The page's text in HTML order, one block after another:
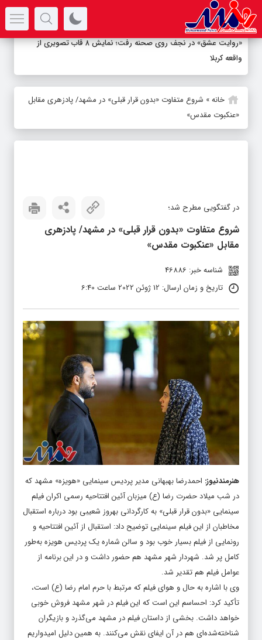
«روایت عشق» در نجف روی صحنه رفت؛ نمایش ۸ قاب تصویری از
واقعه کربلا
خانه» شروع متفاوت «بدون قرار قبلی» در مشهد/ پادزهری مقابل
«عنکبوت مقدس»
در گفتگویی مطرح شد؛
شروع متفاوت «بدون قرار قبلی» در مشهد/ پادزهری
مقابل «عنکبوت مقدس»
شناسه خبر: 46886
تاریخ و زمان ارسال: 12 ژوئن 2022 ساعت 6:40
هنرمندنیوز: احمدرضا بهبهانی مدیر پردیس سینمایی «هویزه» مشهد که
در شب میلاد حضرت رضا (ع) میزبان آئین افتتاحیه رسمی اکران فیلم
سینمایی «بدون قرار قبلی‌» به کارگردانی بهروز شعیبی بود درباره استقبال
مخاطبان از این فیلم سینمایی توضیح داد: استقبال از آئین افتتاحیه و
رونمایی از فیلم بسیار خوب بود و سالن شماره یک پردیس هویزه به‌طور
کامل پر شد. شهردار شهر مشهد هم حضور داشت و در این برنامه از
عوامل فیلم هم تقدیر شد.
وی با اشاره به حال و هوای فیلم که مرتبط با حرم امام رضا (ع) است،
تأکید کرد: احساسم این است که این فیلم در شهر مشهد فروش خوبی
خواهد داشت. بخشی از داستان فیلم در مشهد می‌گذرد و بازیگران
شناخته‌شده‌ای هم در آن ایفای نقش می‌کنند. به همین دلیل امیدواریم